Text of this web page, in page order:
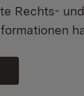
Rechts-